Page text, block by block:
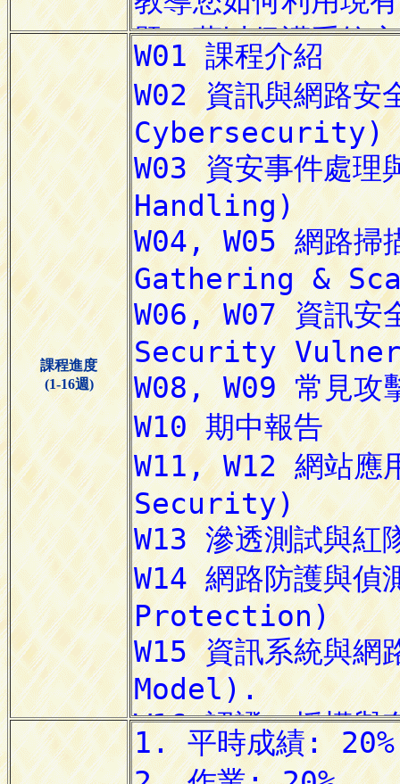
課程進度
(1-16週)